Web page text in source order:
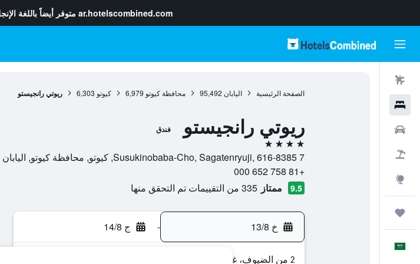
ar.hotelscombined.com متوفر أيضاً باللغة
الصفحة الرئيسية اليابان 95,492 محافظة كيوتو 6,979 كيوتو 6,303 ريوتي رانجيستو
ريوتي رانجيستو فندق
4 نجوم
7 Susukinobaba-Cho, Sagatenryuji, 616-8385, كيوتو, محافظة كيوتو, اليابان
+81 758 652 000
9.5 ممتاز 335 من التقييمات تم التحقق منها
خ 13/8 - ج 14/8
2 من الضيوف، غرفة واحدة